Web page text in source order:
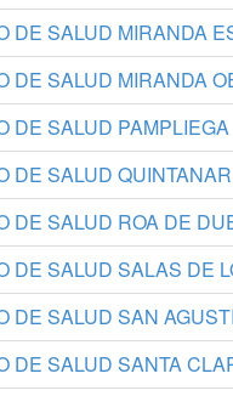
DE SALUD MIRANDA
DE SALUD MIRANDA
DE SALUD PAMPLIEGA
DE SALUD
DE SALUD ROA DE
DE SALUD SALAS DE
DE SALUD SAN
DE SALUD SANTA